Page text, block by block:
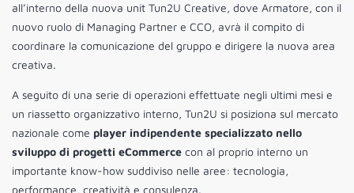
all’interno della nuova unit Tun2U Creative, dove Armatore, con il
nuovo ruolo di Managing Partner e CCO, avrà il compito di
coordinare la comunicazione del gruppo e dirigere la nuova area
creativa.
A seguito di una serie di operazioni effettuate negli ultimi mesi e
un riassetto organizzativo interno, Tun2U si posiziona sul mercato
nazionale come player indipendente specializzato nello
sviluppo di progetti eCommerce con al proprio interno un
importante know-how suddiviso nelle aree: tecnologia,
performance, creatività e consulenza.